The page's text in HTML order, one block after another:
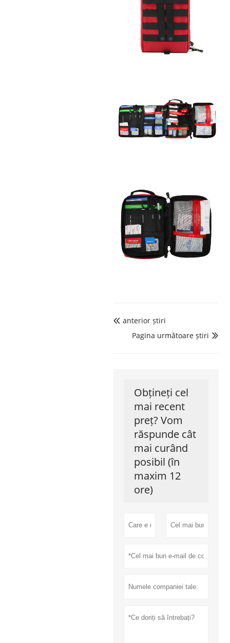
 anterior știri

Pagina următoare știri
Obțineți cel
mai recent
preț? Vom
răspunde cât
mai curând
posibil (în
maxim 12
ore)